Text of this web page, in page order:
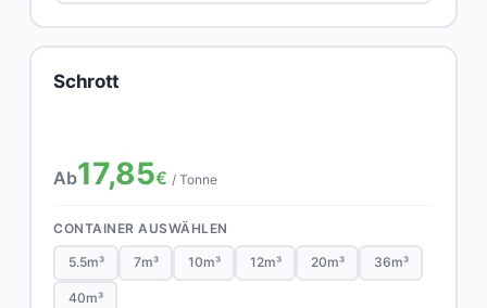
Schrott
Ab17,85€ / Tonne
CONTAINER AUSWÄHLEN
5.5m³ 7m³ 10m³ 12m³ 20m³ 36m³
40m³